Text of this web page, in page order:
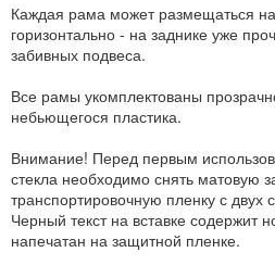
Каждая рама может размещаться
горизонтально - на заднике уже
забивных подвеса.
Все рамы укомплектованы
небьющегося пластика.
Внимание! Перед первым
стекла необходимо снять матовую
транспортировочную пленку с двух
Черный текст на вставке содержит
напечатан на защитной пленке.